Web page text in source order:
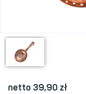
netto 39,90 zł